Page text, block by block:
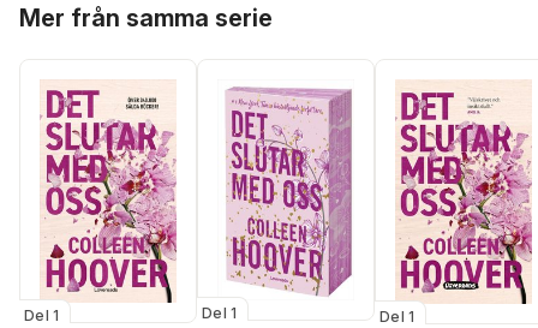
Mer från samma serie
Del 1 Del 1 Del 1